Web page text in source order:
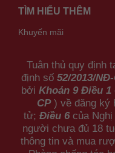
TÌM HIỂU THÊM
Khuyến mãi
Tuân thủ quy định
định số 52/2013/
bởi Khoản 9 Điều 1
CP) về đăng ký
tử; Điều 6 của
người chưa đủ 18
thông tin và mua